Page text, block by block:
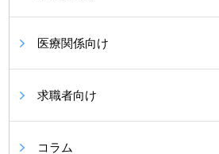
医療関係向け
求職者向け
コラム